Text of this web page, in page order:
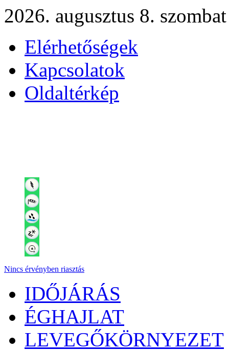
2026. augusztus 8. szombat
Elérhetőségek
Kapcsolatok
Oldaltérkép
Nincs érvényben riasztás
IDŐJÁRÁS
ÉGHAJLAT
LEVEGŐKÖRNYEZET